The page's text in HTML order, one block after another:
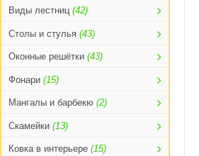
Виды лестниц (42)
Столы и стулья (43)
Оконные решётки (43)
Фонари (15)
Мангалы и барбекю (2)
Скамейки (13)
Ковка в интерьере (15)